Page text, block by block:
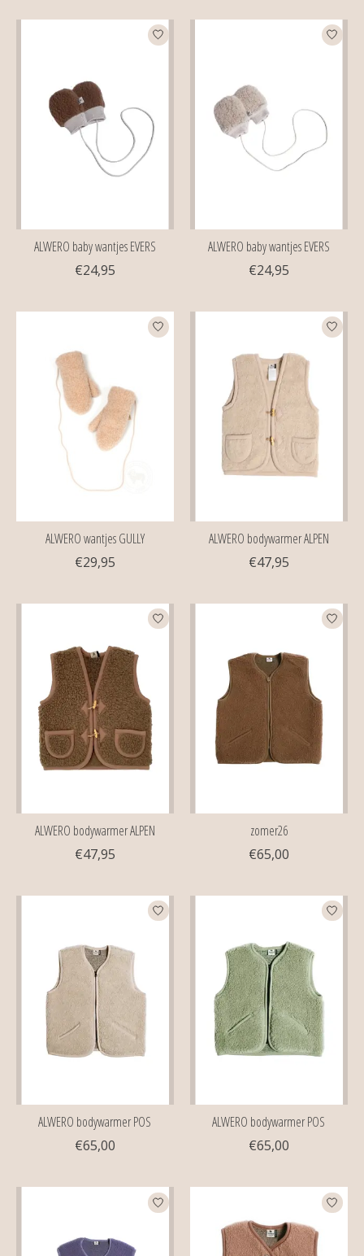
ALWERO baby wantjes EVERS
€24,95
ALWERO baby wantjes EVERS
€24,95
ALWERO wantjes GULLY
€29,95
ALWERO bodywarmer ALPEN
€47,95
ALWERO bodywarmer ALPEN
€47,95
zomer26
€65,00
ALWERO bodywarmer POS
€65,00
ALWERO bodywarmer POS
€65,00